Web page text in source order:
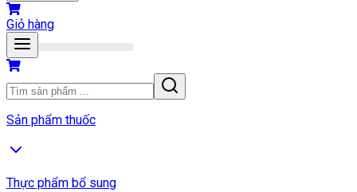
Giỏ hàng
Sản phẩm thuốc
Thực phẩm bổ sung